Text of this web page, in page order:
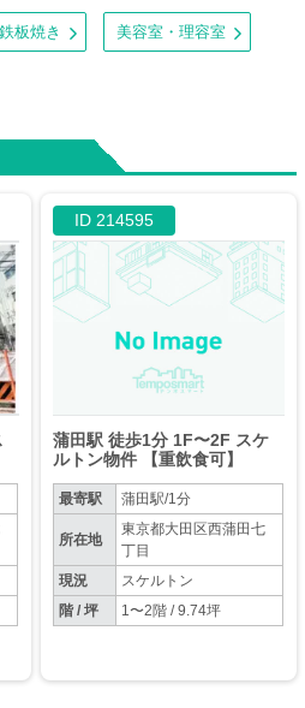
鉄板焼き 美容室・理容室
ID 214595
蒲田駅 徒歩1分 1F〜2F スケ
ルトン物件 【重飲食可】
最寄駅 蒲田駅/1分
所在地
東京都大田区西蒲田七
丁目
現況
スケルトン
階 / 坪
1〜2階 / 9.74坪